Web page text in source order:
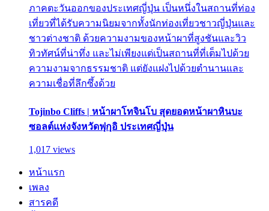
ภาคตะวันออกของประเทศญี่ปุ่น เป็นหนึ่งในสถานที่ท่อง
เที่ยวที่ได้รับความนิยมจากทั้งนักท่องเที่ยวชาวญี่ปุ่นและ
ชาวต่างชาติ ด้วยความงามของหน้าผาที่สูงชันและวิว
ทิวทัศน์ที่น่าทึ่ง และไม่เพียงแต่เป็นสถานที่ที่เต็มไปด้วย
ความงามจากธรรมชาติ แต่ยังแฝงไปด้วยตำนานและ
ความเชื่อที่ลึกซึ้งด้วย
Tojinbo Cliffs | หน้าผาโทจินโบ สุดยอดหน้าผาหินบะ
ซอลต์แห่งจังหวัดฟุกุอิ ประเทศญี่ปุ่น
1,017 views
หน้าแรก
เพลง
สารคดี